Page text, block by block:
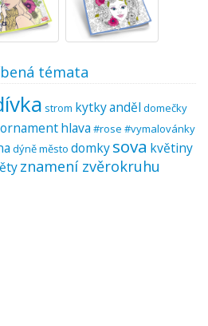
témata
strom kytkyanděl domečky
ornamenthlava #rose #vymalovánky
dýněměsto domkysova květiny
znamení zvěrokruhu